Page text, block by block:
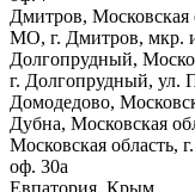
Дмитров, Московская
МО, г. Дмитров, мкр.
Долгопрудный,
г. Долгопрудный, ул.
Домодедово,
Дубна, Московская
Московская область,
оф. 30а
Евпатория, Крым